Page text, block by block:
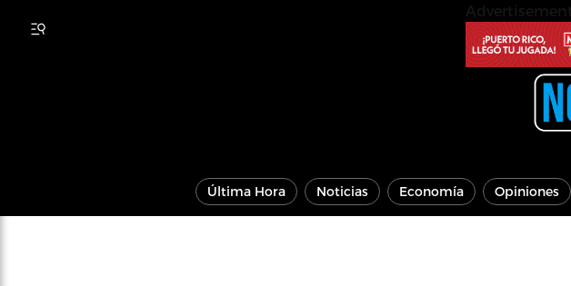
Última Hora Noticias Economía Opiniones